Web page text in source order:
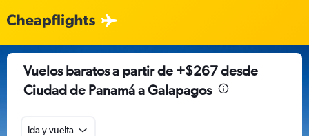
Vuelos baratos a partir de +$267 desde
Ciudad de Panamá a Galapagos
Ida y vuelta